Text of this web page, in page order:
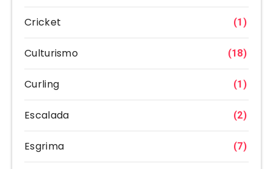
Cricket (1)
Culturismo (18)
Curling (1)
Escalada (2)
Esgrima (7)